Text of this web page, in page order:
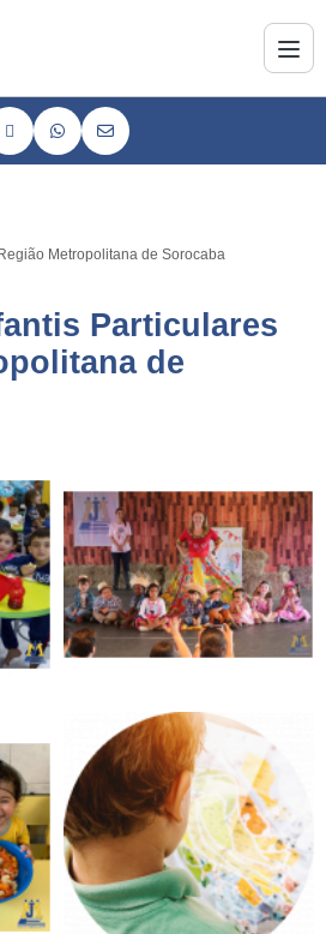
Metropolitana de Sorocaba
Particulares
de